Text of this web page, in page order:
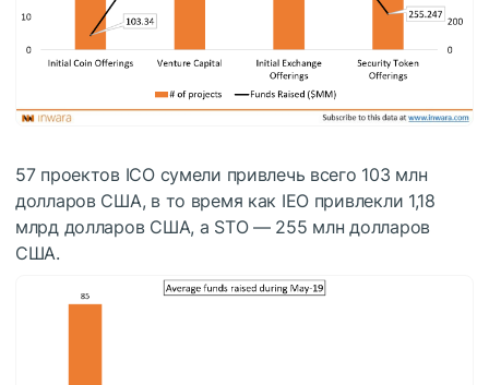
57 проектов ICO сумели привлечь всего 103 млн
долларов США, в то время как IEO привлекли 1,18
млрд долларов США, а STO — 255 млн долларов
США.